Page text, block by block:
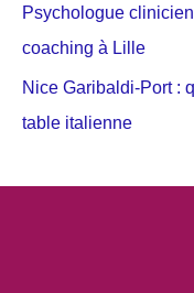
Psychologue
coaching à Lille
Nice Garibaldi-Port :
table italienne